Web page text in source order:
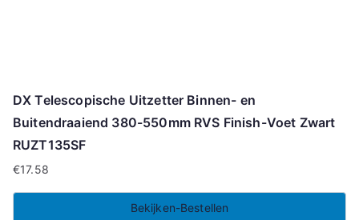
DX Telescopische Uitzetter Binnen- en
Buitendraaiend 380-550mm RVS Finish-Voet Zwart
RUZT135SF
€17.58
Bekijken-Bestellen